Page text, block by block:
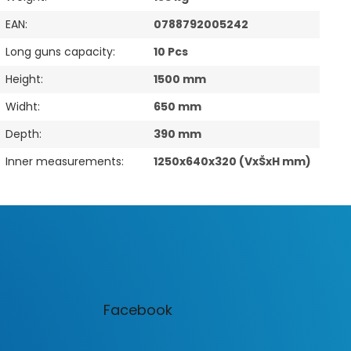
EAN:
0788792005242
Long guns capacity:
10 Pcs
Height:
1500 mm
Widht:
650 mm
Depth:
390 mm
Inner measurements: 1250x640x320 (VxŠxH mm)
Facebook